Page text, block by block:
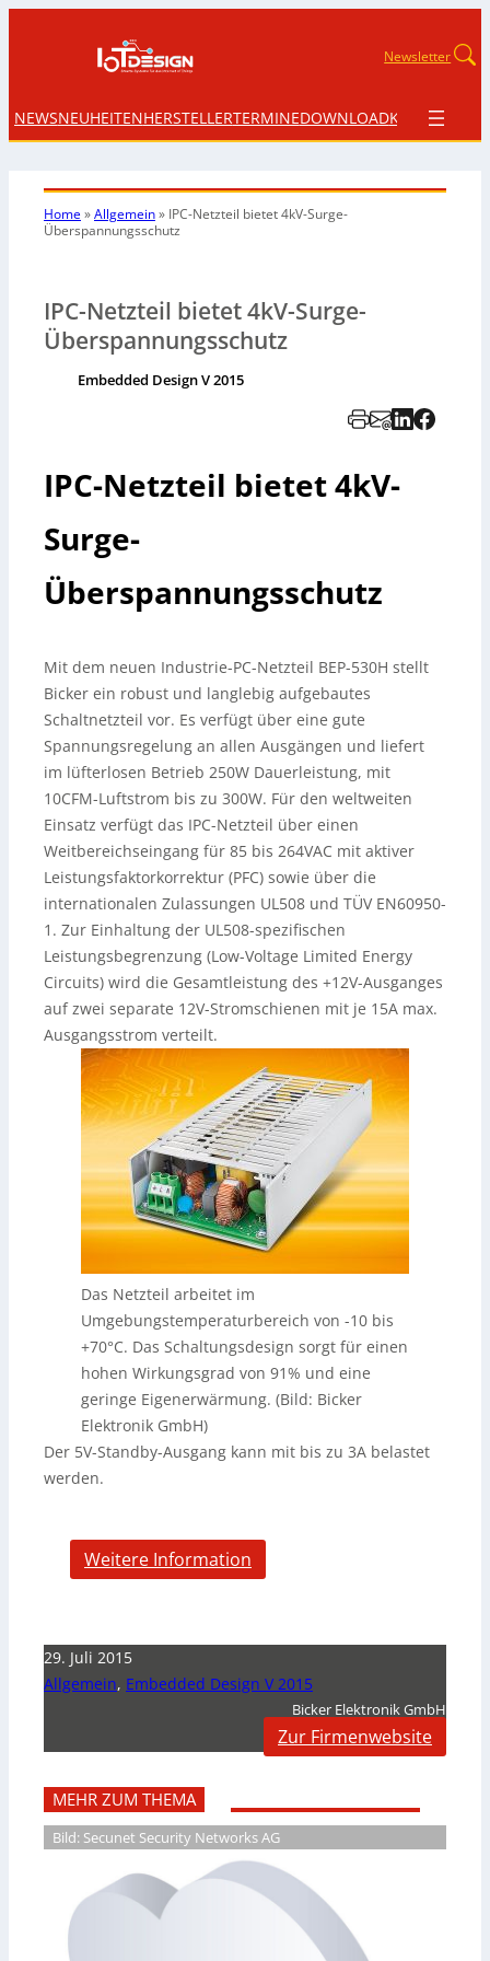
Newsletter
NEWSNEUHEITENHERSTELLERTERMINEDOWNLOADKONTAKT
Home»Allgemein» IPC-Netzteil bietet 4kV-Surge-
Überspannungsschutz
IPC-Netzteil bietet 4kV-Surge-
Überspannungsschutz
Embedded Design V 2015
IPC-Netzteil bietet 4kV-
Surge-
Überspannungsschutz
Mit dem neuen Industrie-PC-Netzteil BEP-530H stellt
Bicker ein robust und langlebig aufgebautes
Schaltnetzteil vor. Es verfügt über eine gute
Spannungsregelung an allen Ausgängen und liefert
im lüfterlosen Betrieb 250W Dauerleistung, mit
10CFM-Luftstrom bis zu 300W. Für den weltweiten
Einsatz verfügt das IPC-Netzteil über einen
Weitbereichseingang für 85 bis 264VAC mit aktiver
Leistungsfaktorkorrektur (PFC) sowie über die
internationalen Zulassungen UL508 und TÜV EN60950-
1. Zur Einhaltung der UL508-spezifischen
Leistungsbegrenzung (Low-Voltage Limited Energy
Circuits) wird die Gesamtleistung des +12V-Ausganges
auf zwei separate 12V-Stromschienen mit je 15A max.
Ausgangsstrom verteilt.
Das Netzteil arbeitet im
Umgebungstemperaturbereich von -10 bis
+70°C. Das Schaltungsdesign sorgt für einen
hohen Wirkungsgrad von 91% und eine
geringe Eigenerwärmung. (Bild: Bicker
Elektronik GmbH)
Der 5V-Standby-Ausgang kann mit bis zu 3A belastet
werden.
Weitere Information
29. Juli 2015
Allgemein, Embedded Design V 2015
Bicker Elektronik GmbH
Zur Firmenwebsite
MEHR ZUM THEMA
Bild: Secunet Security Networks AG